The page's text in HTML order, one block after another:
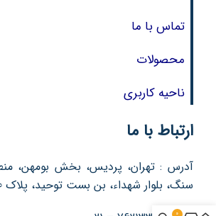
تماس با ما
محصولات
ناحیه کاربری
ارتباط با ما
آدرس : تهران، پردیس، بخش بومهن،
سنگ، بلوار شهداء، بن بست توحید، پلاک 90
0